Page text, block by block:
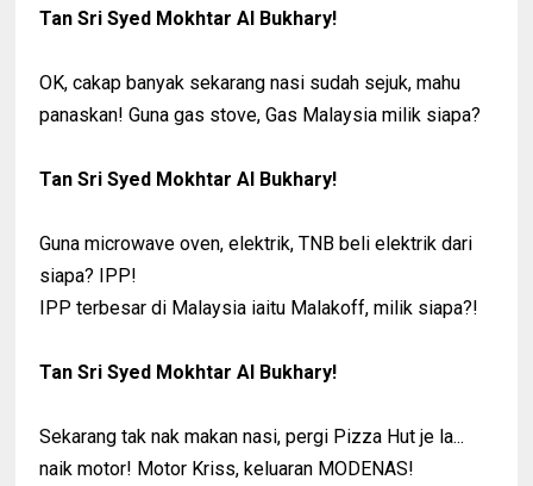
Tan Sri Syed Mokhtar Al Bukhary!
OK, cakap banyak sekarang nasi sudah sejuk, mahu
panaskan! Guna gas stove, Gas Malaysia milik siapa?
Tan Sri Syed Mokhtar Al Bukhary!
Guna microwave oven, elektrik, TNB beli elektrik dari
siapa? IPP!
IPP terbesar di Malaysia iaitu Malakoff, milik siapa?!
Tan Sri Syed Mokhtar Al Bukhary!
Sekarang tak nak makan nasi, pergi Pizza Hut je la...
naik motor! Motor Kriss, keluaran MODENAS!